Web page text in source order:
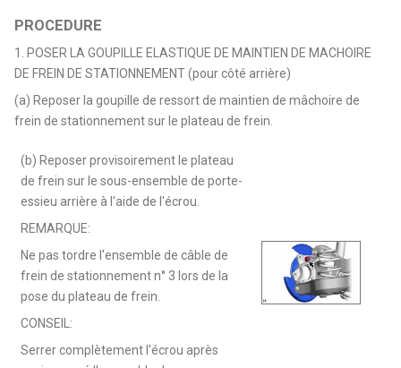
PROCEDURE
1. POSER LA GOUPILLE ELASTIQUE DE MAINTIEN DE MACHOIRE
DE FREIN DE STATIONNEMENT (pour côté arrière)
(a) Reposer la goupille de ressort de maintien de mâchoire de
frein de stationnement sur le plateau de frein.
(b) Reposer provisoirement le plateau
de frein sur le sous-ensemble de porte-
essieu arrière à l'aide de l'écrou.
REMARQUE:
Ne pas tordre l'ensemble de câble de
frein de stationnement n° 3 lors de la
pose du plateau de frein.
CONSEIL:
Serrer complètement l'écrou après